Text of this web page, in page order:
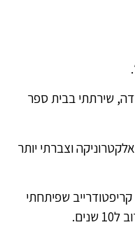
חיילת בודדה, שירתתי בבית ספר
וצברתי יותר
שפיתחתי